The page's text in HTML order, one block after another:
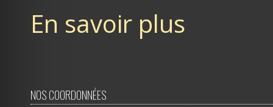
En savoir plus
NOS COORDONNÉES